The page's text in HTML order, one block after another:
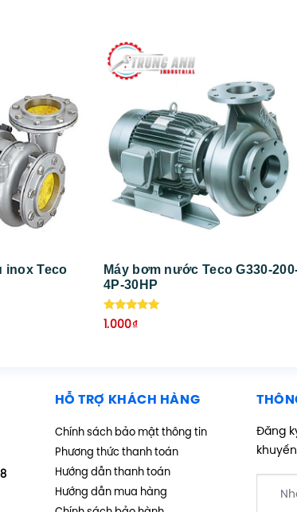
inox Teco
Máy bơm nước Teco G330-
4P-30HP
Được xếp
hạng
1.000₫
HỖ TRỢ KHÁCH HÀNG
Chính sách bảo mật thông tin
Phương thức thanh toán
Hướng dẫn thanh toán
Hướng dẫn mua hàng
Đăng